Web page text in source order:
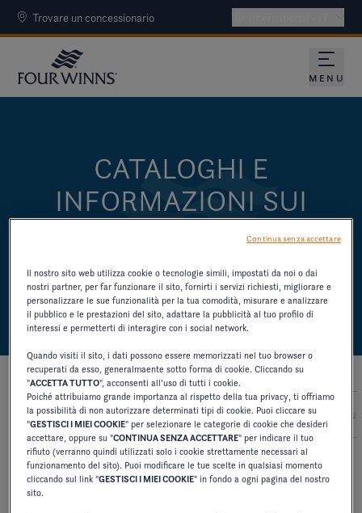
Trovare un concessionario
MENU
CATALOGHI E
INFORMAZIONI SUI
PRODOTTI
SUI MODELLI PIÙ VECCHI.
2027 2026 2025 2024
TECNICA
POSIZIONI DI SEDUTA
Il nostro sito web utilizza cookie o tecnologie simili, impostati da noi o dai
nostri partner, per far funzionare il sito, fornirti i servizi richiesti, migliorare e
personalizzare le sue funzionalità per la tua comodità, misurare e analizzare
il pubblico e le prestazioni del sito, adattare la pubblicità al tuo profilo di
interessi e permetterti di interagire con i social network.
Quando visiti il sito, i dati possono essere memorizzati nel tuo browser o
recuperati da esso, generalmaente sotto forma di cookie. Cliccando su
"ACCETTA TUTTO", acconsenti all’uso di tutti i cookie.
Poiché attribuiamo grande importanza al rispetto della tua privacy, ti offriamo
la possibilità di non autorizzare determinati tipi di cookie. Puoi cliccare su
"GESTISCI I MIEI COOKIE" per selezionare le categorie di cookie che desideri
accettare, oppure su "CONTINUA SENZA ACCETTARE" per indicare il tuo
rifiuto (verranno quindi utilizzati solo i cookie strettamente necessari al
funzionamento del sito). Puoi modificare le tue scelte in qualsiasi momento
cliccando sul link "GESTISCI I MIEI COOKIE" in fondo a ogni pagina del nostro
sito.
Continua senza accettare